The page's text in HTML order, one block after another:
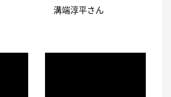
端淳平さん